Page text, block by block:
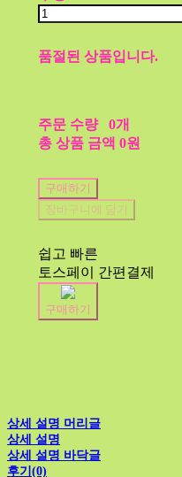
품절된 상품입니다.
주문 수량
0개
총 상품 금액 0원
구매하기
장바구니에 담기
쉽고 빠른
토스페이 간편결제
구매하기
상세 설명 머리글
상세 설명
상세 설명 바닥글
후기(0)